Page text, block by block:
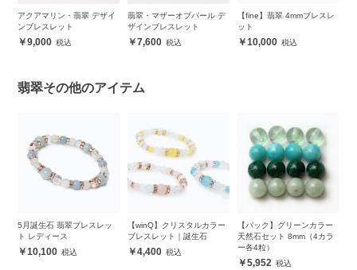
アクアマリン・翡翠 デザイ
ンブレスレット
9,000
翡翠・マザーオブパール デ
ザインブレスレット
7,600
【fine】翡翠 4mmブレスレ
ット
10,000
翡翠その他のアイテム
5月誕生石 翡翠ブレスレッ
ト レディース
10,100
【winQ】クリスタルカラー
ブレスレット｜誕生石
4,400
【パック】グリーンカラー
天然石セット 8mm（4カラ
ー各4粒）
5,952